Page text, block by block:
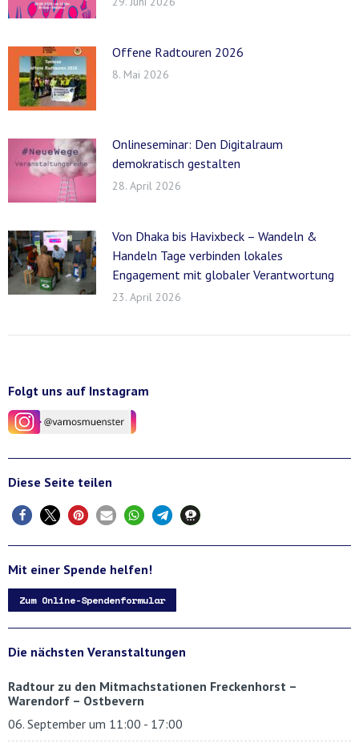
Offene Radtouren 2026
8. Mai 2026
Onlineseminar: Den Digitalraum
demokratisch gestalten
28. April 2026
Von Dhaka bis Havixbeck – Wandeln &
Handeln Tage verbinden lokales
Engagement mit globaler Verantwortung
23. April 2026
Folgt uns auf Instagram
Diese Seite teilen
Mit einer Spende helfen!
Zum Online-Spendenformular
Die nächsten Veranstaltungen
Radtour zu den Mitmachstationen Freckenhorst –
Warendorf – Ostbevern
06. September um 11:00 - 17:00